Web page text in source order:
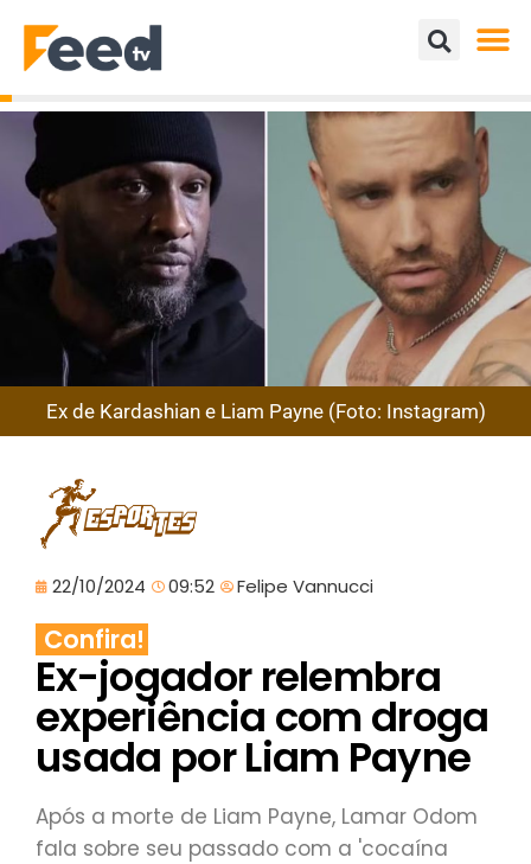
Ex de Kardashian e Liam Payne (Foto: Instagram)
22/10/2024 09:52 Felipe Vannucci
Confira!
Ex-jogador relembra
experiência com droga
usada por Liam Payne
Após a morte de Liam Payne, Lamar Odom
fala sobre seu passado com a 'cocaína